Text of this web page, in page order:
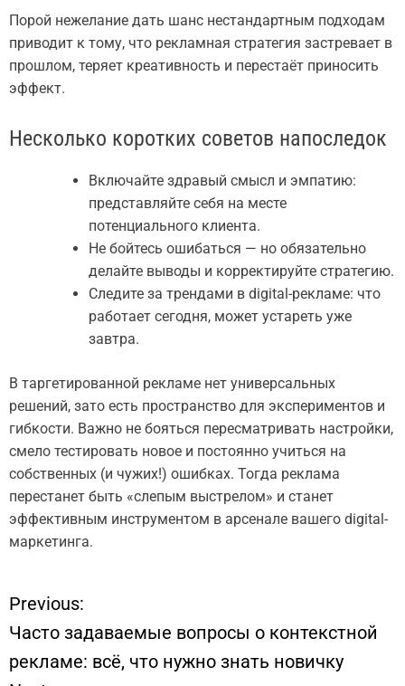
Порой нежелание дать шанс нестандартным подходам
приводит к тому, что рекламная стратегия застревает в
прошлом, теряет креативность и перестаёт приносить
эффект.
Несколько коротких советов напоследок
Включайте здравый смысл и эмпатию:
представляйте себя на месте
потенциального клиента.
Не бойтесь ошибаться — но обязательно
делайте выводы и корректируйте стратегию.
Следите за трендами в digital-рекламе: что
работает сегодня, может устареть уже
завтра.
В таргетированной рекламе нет универсальных
решений, зато есть пространство для экспериментов и
гибкости. Важно не бояться пересматривать настройки,
смело тестировать новое и постоянно учиться на
собственных (и чужих!) ошибках. Тогда реклама
перестанет быть «слепым выстрелом» и станет
эффективным инструментом в арсенале вашего digital-
маркетинга.
Н
а
Previous:
Часто задаваемые вопросы о контекстной
рекламе: всё, что нужно знать новичку